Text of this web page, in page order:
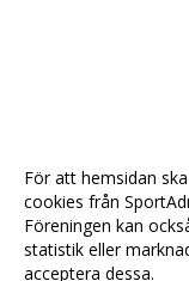
För att hemsidan
cookies från
Föreningen kan
statistik eller
acceptera dessa.